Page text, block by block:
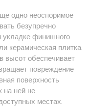
одно неоспоримое
безупречно
укладке финишного
керамическая плитка.
высот обеспечивает
повреждение
поверхность
на ней не
местах.